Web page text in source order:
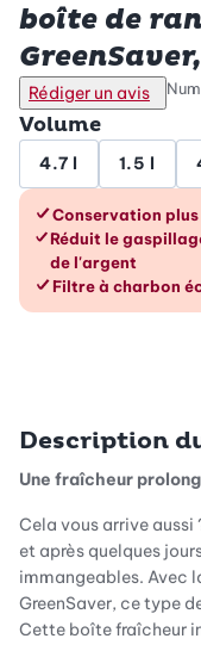
boîte de
Rédiger un avis
Volume
4.7 l 1.5 l
Les
Conservation
Réduit le
de l'argent
Filtre à charbon
Description
Une fraîcheur
Cela vous arrive aussi
et après quelques
immangeables. Avec
GreenSaver, ce type
Cette boîte fraîcheur